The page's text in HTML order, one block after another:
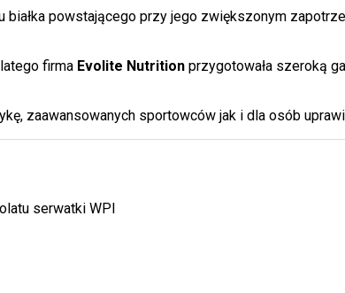
białka powstającego przy jego zwiększonym
firma Evolite Nutrition przygotowała szeroką
zaawansowanych sportowców jak i dla osób
serwatki WPI